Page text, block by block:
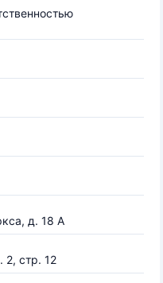
д. 18 А
2, стр. 12